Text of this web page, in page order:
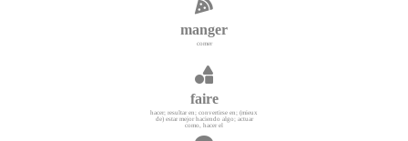
manger
comer
faire
hacer; resultar en; convertirse en; (mieux
de) estar mejor haciendo algo; actuar
como, hacer el